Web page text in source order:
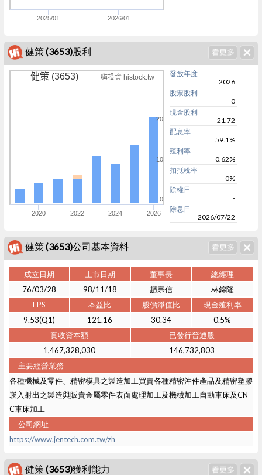
2025/01 2026/01
健策 (3653)股利
健策 (3653) 嗨投資 histock.tw
2020 2022 2024 2026
0
10
20
發放年度
2026
股票股利
0
現金股利
21.72
配息率
59.1%
殖利率
0.62%
扣抵稅率
0%
除權日
-
除息日
2026/07/22
健策 (3653)公司基本資料
成立日期 上市日期 董事長
總經理
76/03/28
98/11/18 趙宗信
林錦隆
EPS
本益比 股價淨值比
現金殖利率
9.53(Q1)
121.16 30.34
0.5%
實收資本額
已發行普通股
1,467,328,030
146,732,803
主要經營業務
各種機械及零件、精密模具之製造加工買賣各種精密沖件產品及精密塑膠
崁入射出之製造與販賣金屬零件表面處理加工及機械加工自動車床及CN
C車床加工
公司網址
https://www.jentech.com.tw/zh
健策 (3653)獲利能力